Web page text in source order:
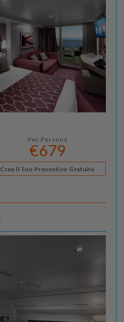
Per Persona
€679
Crea il Tuo Preventivo Gratuito